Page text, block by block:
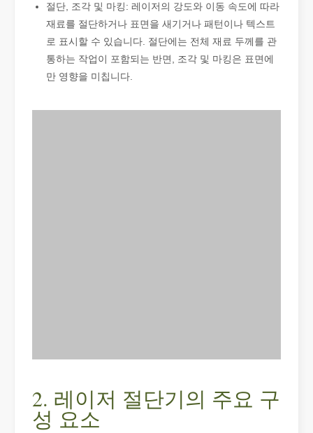
좋은 선택인가요? 레이저 용접은 얼마나 강력합니까?
레이저 절단이란 무엇입니까? 조각의 과학핵심적으로 레이저 절
절단, 조각 및 마킹: 레이저의 강도와 이동 속도에 따라
재료를 절단하거나 표면을 새기거나 패턴이나 텍스트
로 표시할 수 있습니다. 절단에는 전체 재료 두께를 관
통하는 작업이 포함되는 반면, 조각 및 마킹은 표면에
만 영향을 미칩니다.
2. 레이저 절단기의 주요 구
성 요소